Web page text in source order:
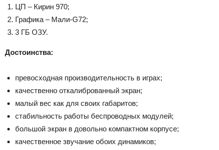
ЦП – Кирин 970;
Графика – Мали-G72;
3 ГБ ОЗУ.
Достоинства:
превосходная производительность в играх;
качественно откалиброванный экран;
малый вес как для своих габаритов;
стабильность работы беспроводных модулей;
большой экран в довольно компактном корпусе;
качественное звучание обоих динамиков;